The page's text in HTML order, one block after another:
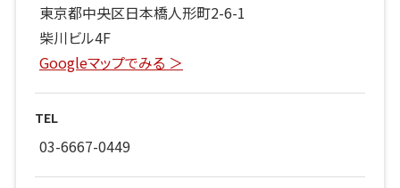
東京都中央区日本橋人形町2-6-1
柴川ビル4F
Googleマップでみる ＞
TEL
03-6667-0449